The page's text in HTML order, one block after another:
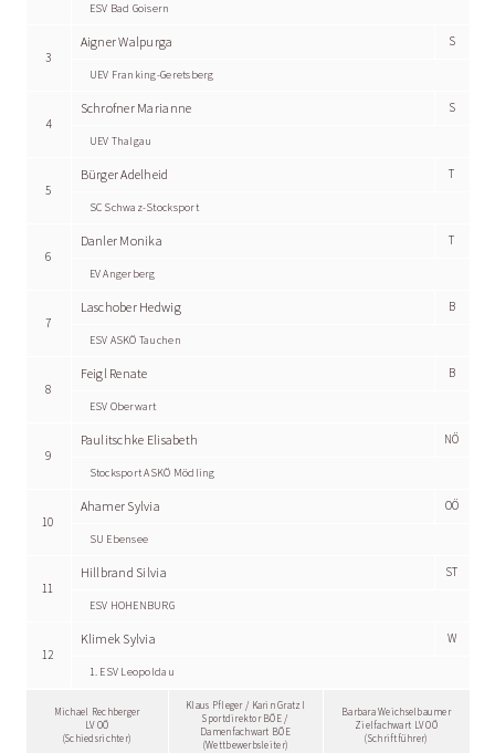
ESV Bad Goisern
3
Aigner Walpurga S
UEV Franking-Geretsberg
4
Schrofner Marianne S
UEV Thalgau
5
Bürger Adelheid T
SC Schwaz-Stocksport
6
Danler Monika T
EV Angerberg
7
Laschober Hedwig B
ESV ASKÖ Tauchen
8
Feigl Renate B
ESV Oberwart
9
Paulitschke Elisabeth NÖ
Stocksport ASKÖ Mödling
10
Ahamer Sylvia OÖ
SU Ebensee
11
Hillbrand Silvia ST
ESV HOHENBURG
12
Klimek Sylvia W
1. ESV Leopoldau
Michael Rechberger
LV OÖ
(Schiedsrichter)
Klaus Pfleger / Karin Gratzl
Sportdirektor BÖE /
Damenfachwart BÖE
(Wettbewerbsleiter)
Barbara Weichselbaumer
Zielfachwart LV OÖ
(Schriftführer)